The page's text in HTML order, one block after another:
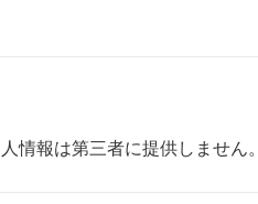
情報は第三者に提供しません。